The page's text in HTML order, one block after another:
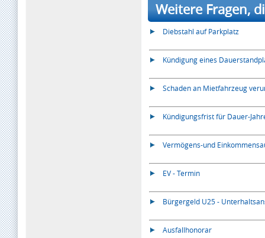
Weitere Fragen,
Diebstahl auf Parkplatz
Kündigung eines
Schaden an Mietfahrzeug
Kündigungsfrist für Dauer-
Vermögens-und
EV - Termin
Bürgergeld U25 -
Ausfallhonorar